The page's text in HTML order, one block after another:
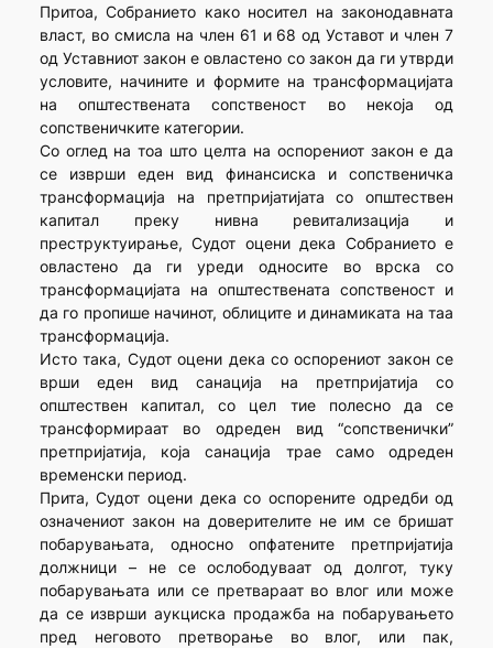
Притоа, Собранието како носител на законодавната
власт, во смисла на член 61 и 68 од Уставот и член 7
од Уставниот закон е овластено со закон да ги утврди
условите, начините и формите на трансформацијата
на општествената сопственост во некоја од
сопственичките категории.
Со оглед на тоа што целта на оспорениот закон е да
се изврши еден вид финансиска и сопственичка
трансформација на претпријатијата со општествен
капитал преку нивна ревитализација и
преструктуирање, Судот оцени дека Собранието е
овластено да ги уреди односите во врска со
трансформацијата на општествената сопственост и
да го пропише начинот, облиците и динамиката на таа
трансформација.
Исто така, Судот оцени дека со оспорениот закон се
врши еден вид санација на претпријатија со
општествен капитал, со цел тие полесно да се
трансформираат во одреден вид “сопственички”
претпријатија, која санација трае само одреден
временски период.
Прита, Судот оцени дека со оспорените одредби од
означениот закон на доверителите не им се бришат
побарувањата, односно опфатените претпријатија
должници – не се ослободуваат од долгот, туку
побарувањата или се претвараат во влог или може
да се изврши аукциска продажба на побарувањето
пред неговото претворање во влог, или пак,